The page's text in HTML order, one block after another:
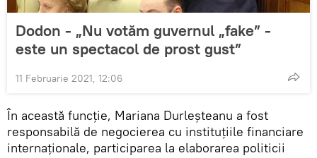
Dodon - „Nu votăm guvernul „fake” -
este un spectacol de prost gust”
11 Februarie 2021, 12:06
În această funcție, Mariana Durleșteanu a fost
responsabilă de negocierea cu instituțiile financiare
internaționale, participarea la elaborarea politicii